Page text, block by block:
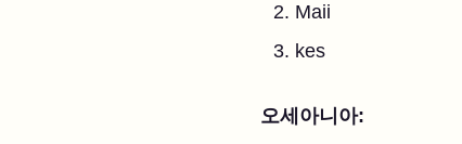
Maii
kes
오세아니아: